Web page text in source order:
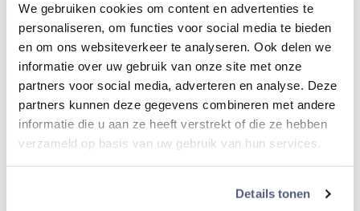
We gebruiken cookies om content en advertenties te
personaliseren, om functies voor social media te bieden
en om ons websiteverkeer te analyseren. Ook delen we
informatie over uw gebruik van onze site met onze
partners voor social media, adverteren en analyse. Deze
partners kunnen deze gegevens combineren met andere
informatie die u aan ze heeft verstrekt of die ze hebben
verzameld op basis van uw gebruik van hun services.
Details tonen
Automaat
Serie
Gewicht horloge